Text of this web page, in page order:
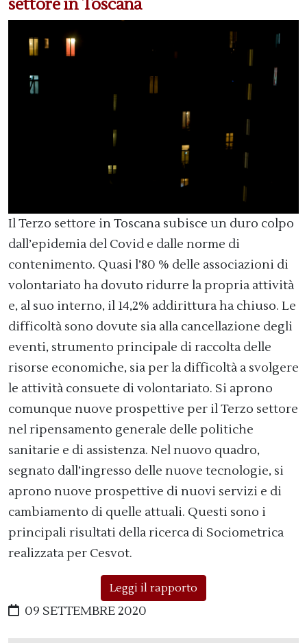
settore in Toscana
Il Terzo settore in Toscana subisce un duro colpo
dall’epidemia del Covid e dalle norme di
contenimento. Quasi l’80 % delle associazioni di
volontariato ha dovuto ridurre la propria attività
e, al suo interno, il 14,2% addirittura ha chiuso. Le
difficoltà sono dovute sia alla cancellazione degli
eventi, strumento principale di raccolta delle
risorse economiche, sia per la difficoltà a svolgere
le attività consuete di volontariato. Si aprono
comunque nuove prospettive per il Terzo settore
nel ripensamento generale delle politiche
sanitarie e di assistenza. Nel nuovo quadro,
segnato dall’ingresso delle nuove tecnologie, si
aprono nuove prospettive di nuovi servizi e di
cambiamento di quelle attuali. Questi sono i
principali risultati della ricerca di Sociometrica
realizzata per Cesvot.
Leggi il rapporto
09 SETTEMBRE 2020